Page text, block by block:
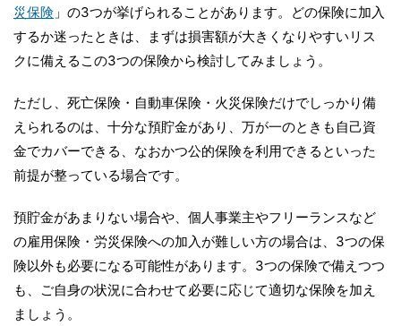
災保険 」の3つが挙げられることがあります。どの保険に加入
するか迷ったときは、まずは損害額が大きくなりやすいリス
クに備えるこの3つの保険から検討してみましょう。
ただし、死亡保険・自動車保険・火災保険だけでしっかり備
えられるのは、十分な預貯金があり、万が一のときも自己資
金でカバーできる、なおかつ公的保険を利用できるといった
前提が整っている場合です。
預貯金があまりない場合や、個人事業主やフリーランスなど
の雇用保険・労災保険への加入が難しい方の場合は、3つの保
険以外も必要になる可能性があります。3つの保険で備えつつ
も、ご自身の状況に合わせて必要に応じて適切な保険を加え
ましょう。